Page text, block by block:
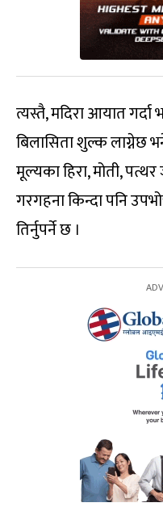
त्यस्तै, मदिरा आयात
बिलासिता शुल्क लाग्नेछ
मूल्यका हिरा, मोती,
गरगहना किन्दा पनि
तिर्नुपर्ने छ ।